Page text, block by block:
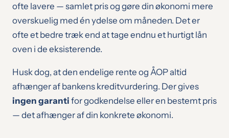
ofte lavere — samlet pris og gøre din økonomi mere
overskuelig med én ydelse om måneden. Det er
ofte et bedre træk end at tage endnu et hurtigt lån
oven i de eksisterende.
Husk dog, at den endelige rente og ÅOP altid
afhænger af bankens kreditvurdering. Der gives
ingen garanti for godkendelse eller en bestemt pris
— det afhænger af din konkrete økonomi.